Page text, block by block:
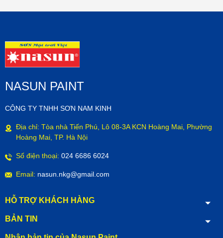
NASUN PAINT
CÔNG TY TNHH SƠN NAM KINH
Địa chỉ: Tòa nhà Tiến Phú, Lô 08-3A KCN Hoàng Mai, Phường
Hoàng Mai, TP. Hà Nội
Số điện thoại: 024 6686 6024
Email: nasun.nkg@gmail.com
HỖ TRỢ KHÁCH HÀNG
BẢN TIN